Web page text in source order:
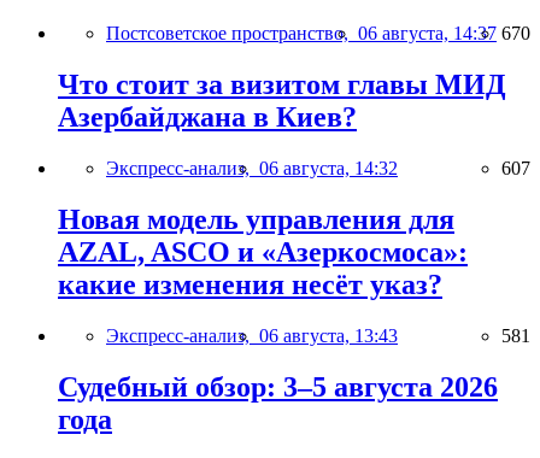
Постсоветское пространство, 06 августа, 14:37 670
Что стоит за визитом главы МИД
Азербайджана в Киев?
Экспресс-анализ, 06 августа, 14:32 607
Новая модель управления для
AZAL, ASCO и «Азеркосмоса»:
какие изменения несёт указ?
Экспресс-анализ, 06 августа, 13:43 581
Судебный обзор: 3–5 августа 2026
года